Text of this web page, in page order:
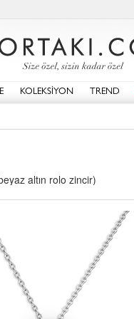
KOLEKSİYON TREND
altın rolo zincir)